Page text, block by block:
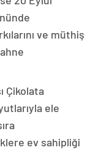
ve müthiş
Çikolata
ele
ev sahipliği